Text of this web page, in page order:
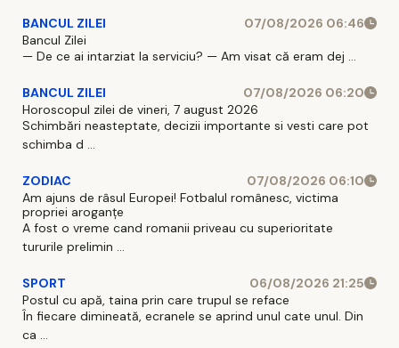
BANCUL ZILEI
07/08/2026 06:46
Bancul Zilei
— De ce ai intarziat la serviciu? — Am visat că eram dej ...
BANCUL ZILEI
07/08/2026 06:20
Horoscopul zilei de vineri, 7 august 2026
Schimbări neasteptate, decizii importante si vesti care pot
schimba d ...
ZODIAC
07/08/2026 06:10
Am ajuns de râsul Europei! Fotbalul românesc, victima
propriei aroganțe
A fost o vreme cand romanii priveau cu superioritate
tururile prelimin ...
SPORT
06/08/2026 21:25
Postul cu apă, taina prin care trupul se reface
În fiecare dimineată, ecranele se aprind unul cate unul. Din
ca ...